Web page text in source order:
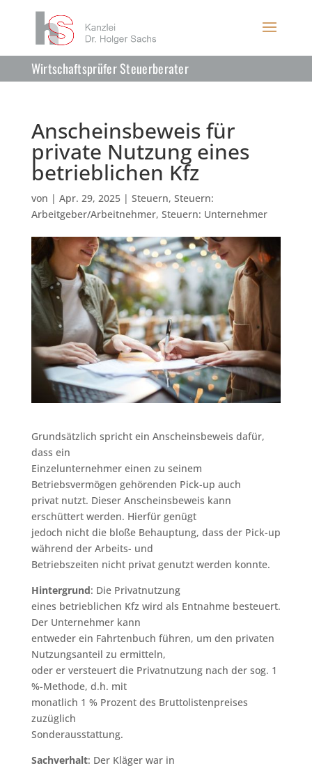
Wirtschaftsprüfer Steuerberater
Anscheinsbeweis für
private Nutzung eines
betrieblichen Kfz
von | Apr. 29, 2025| Steuern, Steuern:
Arbeitgeber/Arbeitnehmer, Steuern: Unternehmer
Grundsätzlich spricht ein Anscheinsbeweis dafür,
dass ein
Einzelunternehmer einen zu seinem
Betriebsvermögen gehörenden Pick-up auch
privat nutzt. Dieser Anscheinsbeweis kann
erschüttert werden. Hierfür genügt
jedoch nicht die bloße Behauptung, dass der Pick-up
während der Arbeits- und
Betriebszeiten nicht privat genutzt werden konnte.
Hintergrund: Die Privatnutzung
eines betrieblichen Kfz wird als Entnahme besteuert.
Der Unternehmer kann
entweder ein Fahrtenbuch führen, um den privaten
Nutzungsanteil zu ermitteln,
oder er versteuert die Privatnutzung nach der sog. 1
%-Methode, d.h. mit
monatlich 1 % Prozent des Bruttolistenpreises
zuzüglich
Sonderausstattung.
Sachverhalt: Der Kläger war in